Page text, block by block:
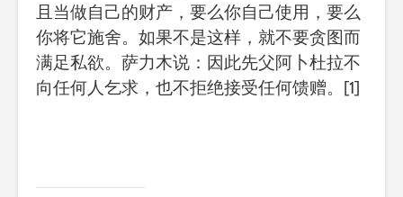
且当做自己的财产，要么你自己使用，要么
你将它施舍。如果不是这样，就不要贪图而
满足私欲。萨力木说：因此先父阿卜杜拉不
向任何人乞求，也不拒绝接受任何馈赠。 [1]